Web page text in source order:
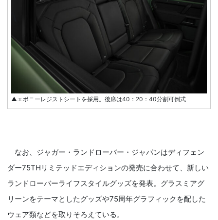
▲エボニーレジストシートを採用。後席は40：20：40分割可倒式
なお、ジャガー・ランドローバー・ジャパンはディフェン
ダー75THリミテッドエディションの発売に合わせて、新しい
ランドローバーライフスタイルグッズを発表。グラスミアグ
リーンをテーマとしたグッズや75周年グラフィックを配した
ウェア類などを取りそろえている。